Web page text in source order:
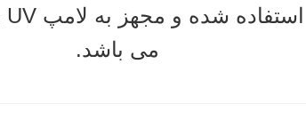
می باشد.